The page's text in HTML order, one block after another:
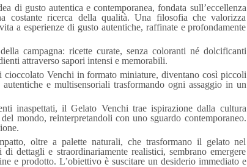
di gusto autentica e contemporanea, fondata sull’eccellenza
costante ricerca della qualità. Una filosofia che valorizza
a esperienze di gusto autentiche, raffinate e profondamente
campagna: ricette curate, senza coloranti né dolcificanti
attraverso sapori intensi e memorabili.
Venchi in formato miniature, diventano così piccoli
e multisensoriali trasformando ogni assaggio in un
inaspettati, il Gelato Venchi trae ispirazione dalla cultura
mondo, reinterpretandoli con uno sguardo contemporaneo.
oltre a palette naturali, che trasformano il gelato nel
dettagli e straordinariamente realistici, sembrano emergere
e prodotto. L’obiettivo è suscitare un desiderio immediato e